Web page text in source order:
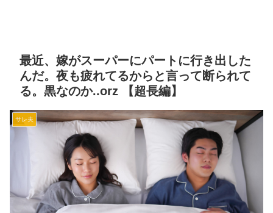
最近、嫁がスーパーにパートに行き出した
んだ。夜も疲れてるからと言って断られて
る。黒なのか..orz 【超長編】
サレ夫